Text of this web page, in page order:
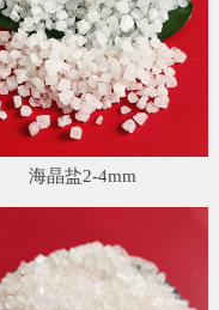
海晶盐2-4mm